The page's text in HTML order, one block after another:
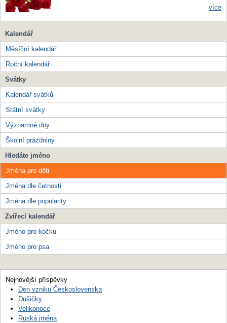
více
Kalendář
Měsíční kalendář
Roční kalendář
Svátky
Kalendář svátků
Státní svátky
Významné dny
Školní prázdniny
Hledáte jméno
Jména pro děti
Jména dle četnosti
Jména dle popularity
Zvířecí kalendář
Jméno pro kočku
Jméno pro psa
Nejnovější příspěvky
Den vzniku Československa
Dušičky
Velikonoce
Ruská jména